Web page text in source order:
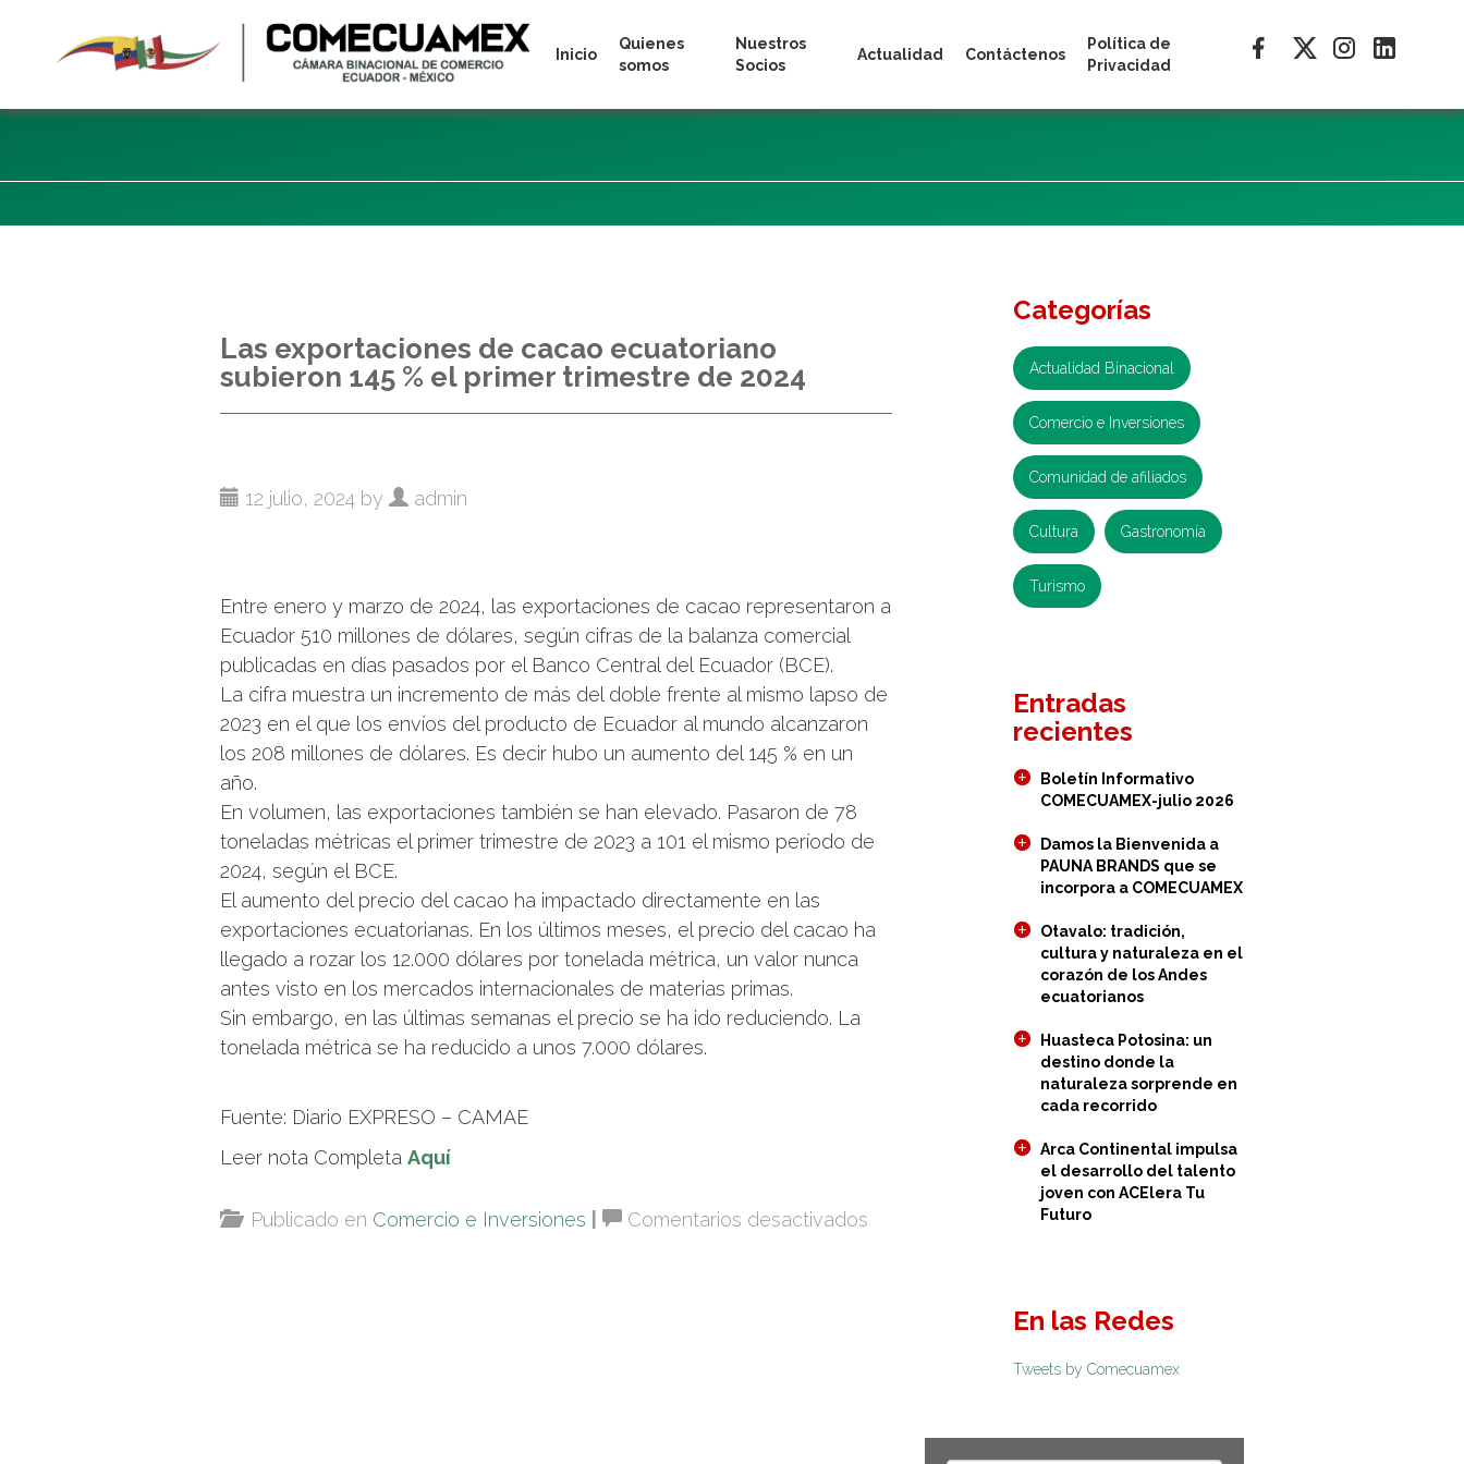
Inicio
Quienes
somos
Nuestros
Socios
Actualidad Contáctenos
Política de
Privacidad
Las exportaciones de cacao ecuatoriano
subieron 145 % el primer trimestre de 2024
12 julio, 2024 by admin
Entre enero y marzo de 2024, las exportaciones de cacao representaron a
Ecuador 510 millones de dólares, según cifras de la balanza comercial
publicadas en días pasados por el Banco Central del Ecuador (BCE).
La cifra muestra un incremento de más del doble frente al mismo lapso de
2023 en el que los envíos del producto de Ecuador al mundo alcanzaron
los 208 millones de dólares. Es decir hubo un aumento del 145 % en un
año.
En volumen, las exportaciones también se han elevado. Pasaron de 78
toneladas métricas el primer trimestre de 2023 a 101 el mismo período de
2024, según el BCE.
El aumento del precio del cacao ha impactado directamente en las
exportaciones ecuatorianas. En los últimos meses, el precio del cacao ha
llegado a rozar los 12.000 dólares por tonelada métrica, un valor nunca
antes visto en los mercados internacionales de materias primas.
Sin embargo, en las últimas semanas el precio se ha ido reduciendo. La
tonelada métrica se ha reducido a unos 7.000 dólares.
Fuente: Diario EXPRESO – CAMAE
Leer nota Completa Aquí
Publicado en Comercio e Inversiones Comentarios desactivados
Categorías
Actualidad Binacional
Comercio e Inversiones
Comunidad de afiliados
Cultura Gastronomía
Turismo
Entradas
recientes
Boletín Informativo
COMECUAMEX-julio 2026
Damos la Bienvenida a
PAUNA BRANDS que se
incorpora a COMECUAMEX
Otavalo: tradición,
cultura y naturaleza en el
corazón de los Andes
ecuatorianos
Huasteca Potosina: un
destino donde la
naturaleza sorprende en
cada recorrido
Arca Continental impulsa
el desarrollo del talento
joven con ACElera Tu
Futuro
En las Redes
Tweets by Comecuamex